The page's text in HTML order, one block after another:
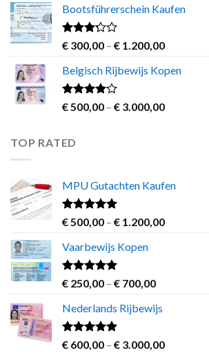
€ 600,00
€ 3.000,00
Bootsführerschein Kaufen
Rated
out of
5
€ 300,00 – € 1.200,00Price
€ 300,00
€ 1.200,00
Belgisch Rijbewijs Kopen
Rated
out
€500,00 – € 3.000,00Price
TOP RATED
MPU Gutachten Kaufen
Rated5.00
out of 5
€500,00 – € 1.200,00Price
Vaarbewijs Kopen
Rated4.63
out of 5
€ 250,00 – € 700,00Price
€ 250,00
€ 700,00
Nederlands Rijbewijs
Rated4.60
out of 5
€ 600,00 – € 3.000,00Price